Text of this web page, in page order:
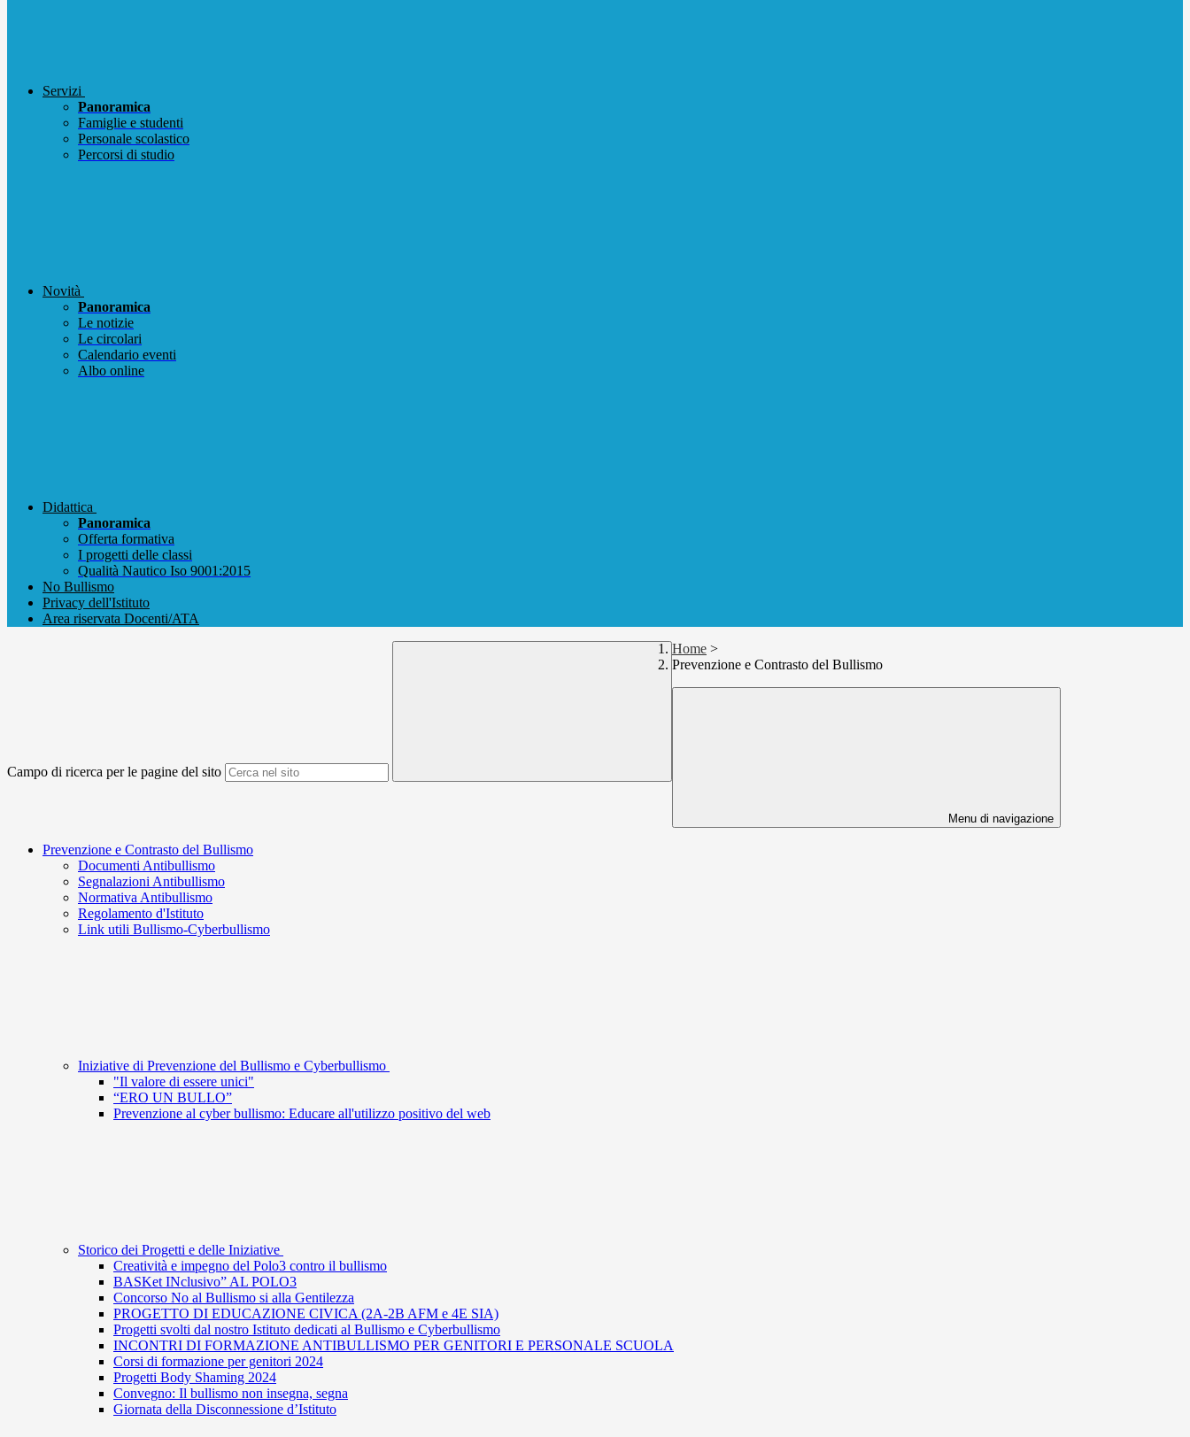
Servizi
Panoramica
Famiglie e studenti
Personale scolastico
Percorsi di studio
Novità
Panoramica
Le notizie
Le circolari
Calendario eventi
Albo online
Didattica
Panoramica
Offerta formativa
I progetti delle classi
Qualità Nautico Iso 9001:2015
No Bullismo
Privacy dell'Istituto
Area riservata Docenti/ATA
Campo di ricerca per le pagine del sito
Home >
Prevenzione e Contrasto del Bullismo
Menu di navigazione
Prevenzione e Contrasto del Bullismo
Documenti Antibullismo
Segnalazioni Antibullismo
Normativa Antibullismo
Regolamento d'Istituto
Link utili Bullismo-Cyberbullismo
Iniziative di Prevenzione del Bullismo e Cyberbullismo
"Il valore di essere unici"
“ERO UN BULLO”
Prevenzione al cyber bullismo: Educare all'utilizzo positivo del web
Storico dei Progetti e delle Iniziative
Creatività e impegno del Polo3 contro il bullismo
BASKet INclusivo” AL POLO3
Concorso No al Bullismo si alla Gentilezza
PROGETTO DI EDUCAZIONE CIVICA (2A-2B AFM e 4E SIA)
Progetti svolti dal nostro Istituto dedicati al Bullismo e Cyberbullismo
INCONTRI DI FORMAZIONE ANTIBULLISMO PER GENITORI E PERSONALE SCUOLA
Corsi di formazione per genitori 2024
Progetti Body Shaming 2024
Convegno: Il bullismo non insegna, segna
Giornata della Disconnessione d’Istituto